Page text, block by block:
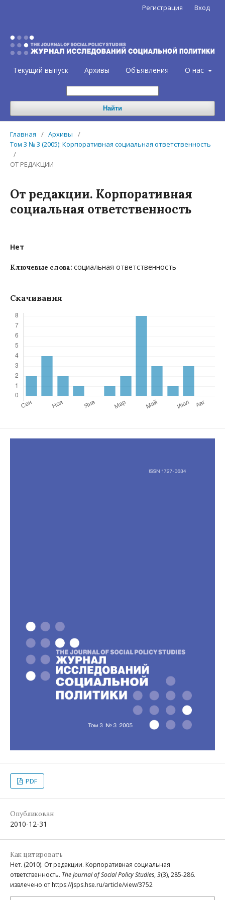
Текущий выпуск Архивы Объявления О нас
Найти
Регистрация Вход
Главная / Архивы
/
Том 3 № 3 (2005): Корпоративная социальная ответственность
/
ОТ РЕДАКЦИИ
От редакции. Корпоративная
социальная ответственность
Нет
Ключевые слова: социальная ответственность
Скачивания
PDF
Опубликован
2010-12-31
Как цитировать
Нет. (2010). От редакции. Корпоративная социальная
ответственность. The Journal of Social Policy Studies, 3(3), 285-286.
извлечено от https://jsps.hse.ru/article/view/3752